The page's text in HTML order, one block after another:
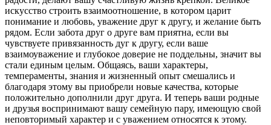
искусство строить взаимоотношение, в котором царит
понимание и любовь, уважение друг к другу, и желание быть
рядом. Если забота друг о друге вам приятна, если вы
чувствуете привязанность дуг к другу, если ваше
взаимоуважение и глубокое доверие не поддельны, значит вы
стали единым целым. Общаясь, ваши характеры,
темпераменты, знания и жизненный опыт смешались и
благодаря этому вы приобрели новые качества, которые
положительно дополнили друг друга. И теперь ваши родные
и друзья воспринимают вашу семейную пару, имеющую свой
неповторимый характер и с уважением относятся к этому.